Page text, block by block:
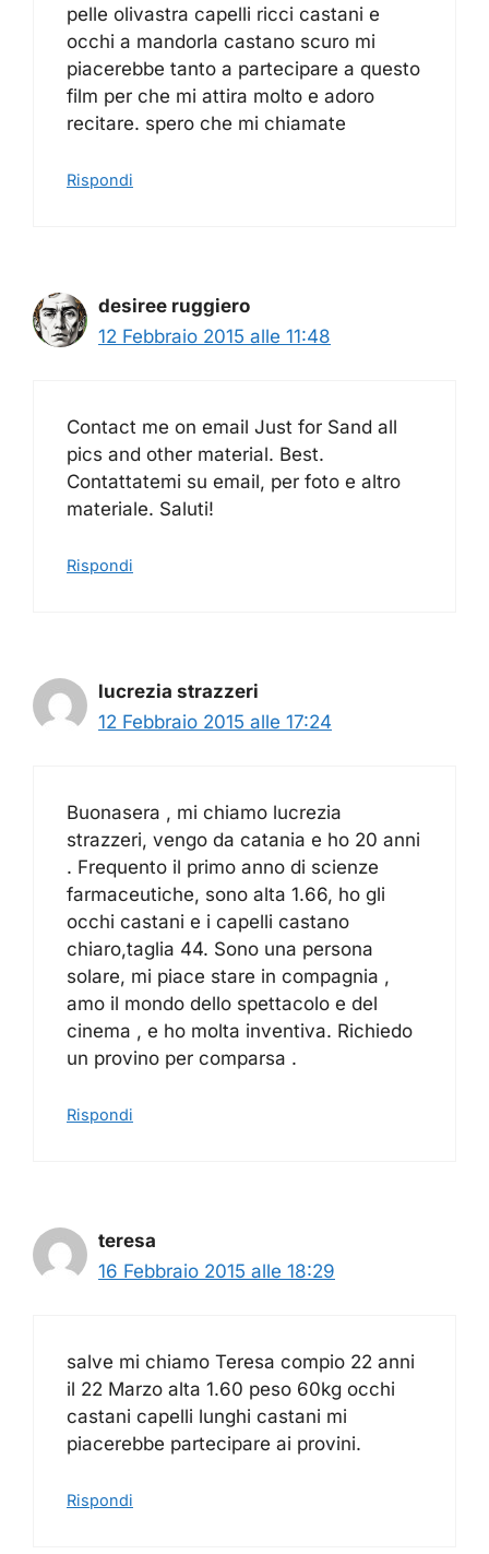
pelle olivastra capelli ricci castani e
occhi a mandorla castano scuro mi
piacerebbe tanto a partecipare a questo
film per che mi attira molto e adoro
recitare. spero che mi chiamate
Rispondi
desiree ruggiero
12 Febbraio 2015 alle 11:48
Contact me on email Just for Sand all
pics and other material. Best.
Contattatemi su email, per foto e altro
materiale. Saluti!
Rispondi
lucrezia strazzeri
12 Febbraio 2015 alle 17:24
Buonasera , mi chiamo lucrezia
strazzeri, vengo da catania e ho 20 anni
. Frequento il primo anno di scienze
farmaceutiche, sono alta 1.66, ho gli
occhi castani e i capelli castano
chiaro,taglia 44. Sono una persona
solare, mi piace stare in compagnia ,
amo il mondo dello spettacolo e del
cinema , e ho molta inventiva. Richiedo
un provino per comparsa .
Rispondi
teresa
16 Febbraio 2015 alle 18:29
salve mi chiamo Teresa compio 22 anni
il 22 Marzo alta 1.60 peso 60kg occhi
castani capelli lunghi castani mi
piacerebbe partecipare ai provini.
Rispondi